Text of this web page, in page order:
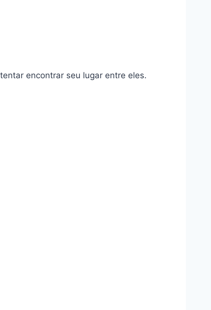
encontrar seu lugar entre eles.